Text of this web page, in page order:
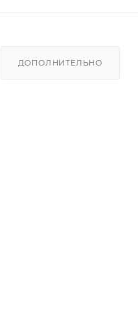
ДОПОЛНИТЕЛЬНО